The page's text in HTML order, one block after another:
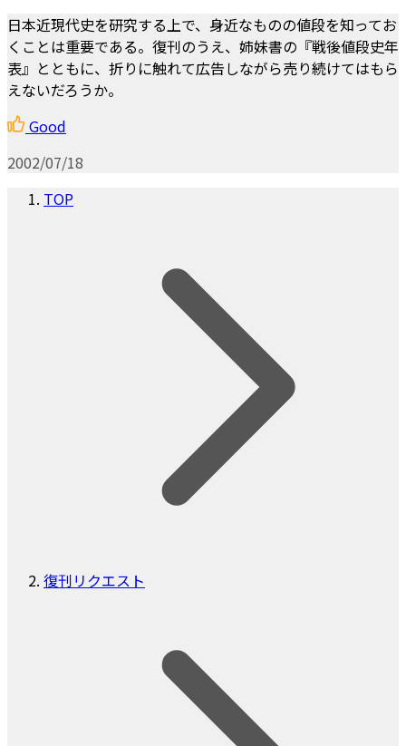
日本近現代史を研究する上で、身近なものの値段を知ってお
くことは重要である。復刊のうえ、姉妹書の『戦後値段史年
表』とともに、折りに触れて広告しながら売り続けてはもら
えないだろうか。
Good
2002/07/18
TOP
復刊リクエスト